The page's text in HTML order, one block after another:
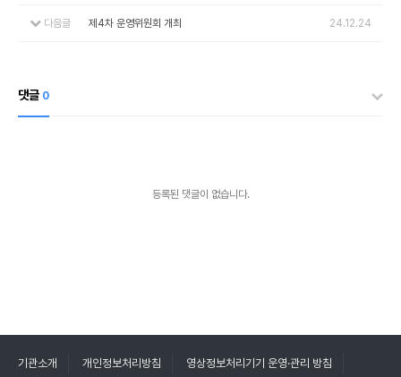
다음글 제4차 운영위원회 개최 24.12.24
댓글 0
등록된 댓글이 없습니다.
기관소개 개인정보처리방침
영상정보처리기기 운영·관리 방침